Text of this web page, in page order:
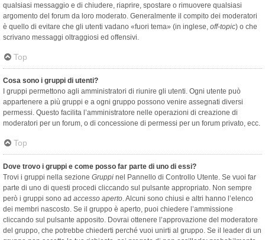
qualsiasi messaggio e di chiudere, riaprire, spostare o rimuovere qualsiasi
argomento del forum da loro moderato. Generalmente il compito dei moderatori
è quello di evitare che gli utenti vadano «fuori tema» (in inglese, off-topic) o che
scrivano messaggi oltraggiosi ed offensivi.
Top
Cosa sono i gruppi di utenti?
I gruppi permettono agli amministratori di riunire gli utenti. Ogni utente può
appartenere a più gruppi e a ogni gruppo possono venire assegnati diversi
permessi. Questo facilita l’amministratore nelle operazioni di creazione di
moderatori per un forum, o di concessione di permessi per un forum privato, ecc.
Top
Dove trovo i gruppi e come posso far parte di uno di essi?
Trovi i gruppi nella sezione Gruppi nel Pannello di Controllo Utente. Se vuoi far
parte di uno di questi procedi cliccando sul pulsante appropriato. Non sempre
però i gruppi sono ad accesso aperto. Alcuni sono chiusi e altri hanno l’elenco
dei membri nascosto. Se il gruppo è aperto, puoi chiedere l’ammissione
cliccando sul pulsante apposito. Dovrai ottenere l’approvazione del moderatore
del gruppo, che potrebbe chiederti perché vuoi unirti al gruppo. Se il leader di un